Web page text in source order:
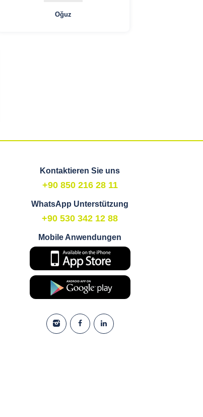
Oğuz
Kontaktieren Sie uns
+90 850 216 28 11
WhatsApp Unterstützung
+90 530 342 12 88
Mobile Anwendungen